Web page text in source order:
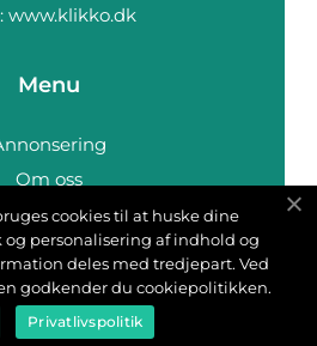
www.klikko.dk
Menu
Om oss
Cookies
oss
Sitemap
cookies til at huske dine
personalisering af indhold og
deles med tredjepart. Ved
godkender du cookiepolitikken.
Privatlivspolitik